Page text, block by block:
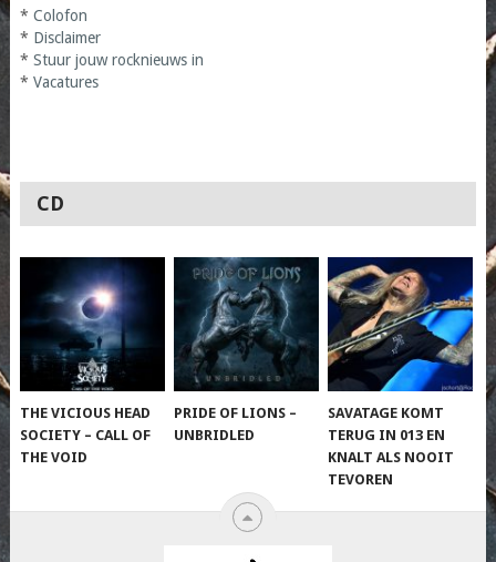
* Colofon
* Disclaimer
* Stuur jouw rocknieuws in
* Vacatures
CD
THE VICIOUS HEAD
SOCIETY – CALL OF
THE VOID
PRIDE OF LIONS –
UNBRIDLED
SAVATAGE KOMT
TERUG IN 013 EN
KNALT ALS NOOIT
TEVOREN